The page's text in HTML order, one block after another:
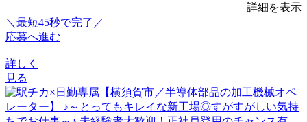
詳細を表示
＼最短45秒で完了／
応募へ進む
詳しく
見る